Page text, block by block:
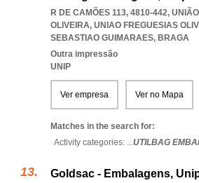
R DE CAMÕES 113, 4810-442,
OLIVEIRA, UNIAO FREGUESIAS
SEBASTIAO GUIMARAES, BRAGA
Outra impressão
UNIP
Ver empresa Ver no Mapa
Matches in the search for:
Activity categories: ...UTILBAG
Goldsac - Embalagens,